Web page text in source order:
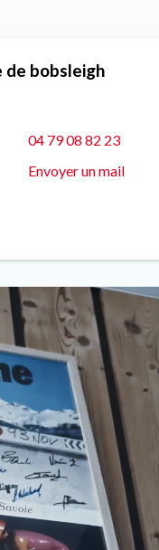
de bobsleigh
04 79 08 82 23
Envoyer un mail